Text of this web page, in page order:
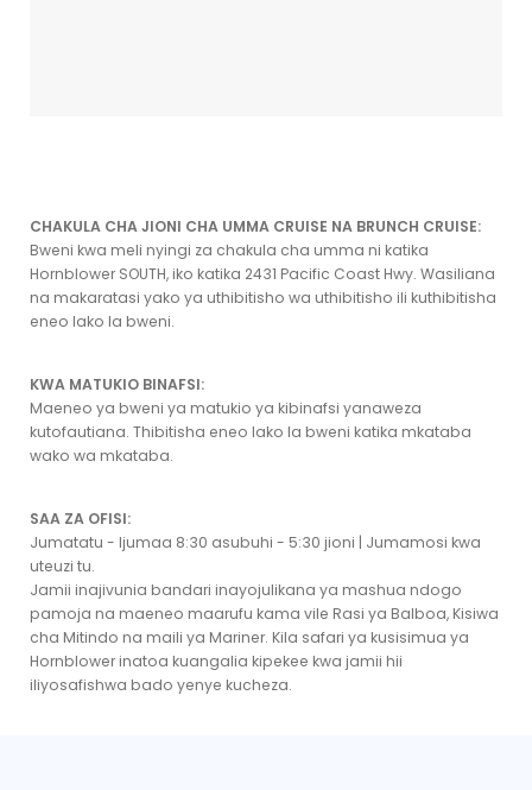
CHAKULA CHA JIONI CHA UMMA CRUISE NA BRUNCH CRUISE:
Bweni kwa meli nyingi za chakula cha umma ni katika
Hornblower SOUTH, iko katika 2431 Pacific Coast Hwy. Wasiliana
na makaratasi yako ya uthibitisho wa uthibitisho ili kuthibitisha
eneo lako la bweni.
KWA MATUKIO BINAFSI:
Maeneo ya bweni ya matukio ya kibinafsi yanaweza
kutofautiana. Thibitisha eneo lako la bweni katika mkataba
wako wa mkataba.
SAA ZA OFISI:
Jumatatu - Ijumaa 8:30 asubuhi - 5:30 jioni | Jumamosi kwa
uteuzi tu.
Jamii inajivunia bandari inayojulikana ya mashua ndogo
pamoja na maeneo maarufu kama vile Rasi ya Balboa, Kisiwa
cha Mitindo na maili ya Mariner. Kila safari ya kusisimua ya
Hornblower inatoa kuangalia kipekee kwa jamii hii
iliyosafishwa bado yenye kucheza.